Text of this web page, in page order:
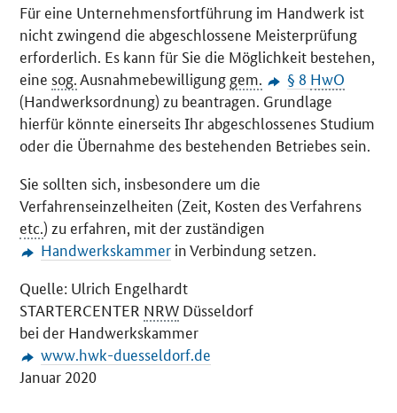
Für eine Unternehmensfortführung im Handwerk ist
nicht zwingend die abgeschlossene Meisterprüfung
erforderlich. Es kann für Sie die Möglichkeit bestehen,
eine sog.Ausnahmebewilligung gem. § 8 HwO
(Handwerksordnung) zu beantragen. Grundlage
hierfür könnte einerseits Ihr abgeschlossenes Studium
oder die Übernahme des bestehenden Betriebes sein.
Sie sollten sich, insbesondere um die
Verfahrenseinzelheiten (Zeit, Kosten des Verfahrens
etc.) zu erfahren, mit der zuständigen
Handwerkskammerin Verbindung setzen.
Quelle: Ulrich Engelhardt
STARTERCENTER NRW Düsseldorf
bei der Handwerkskammer
www.hwk-duesseldorf.de
Januar 2020